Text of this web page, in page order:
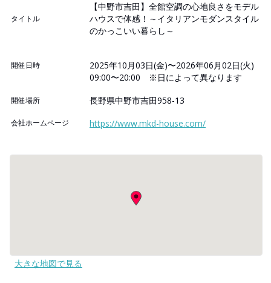
タイトル
【中野市吉田】全館空調の心地良さをモデル
ハウスで体感！～イタリアンモダンスタイル
のかっこいい暮らし～
開催日時
2025年10月03日(金)〜2026年06月02日(火)
09:00〜20:00 ※日によって異なります
開催場所 長野県中野市吉田958-13
会社ホームページ https://www.mkd-house.com/
大きな地図で見る